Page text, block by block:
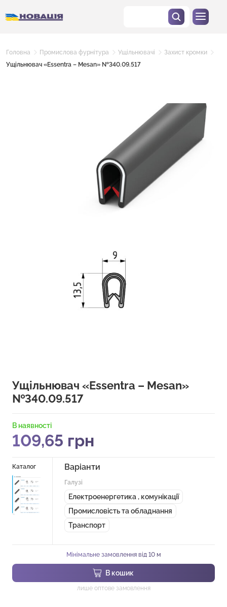
Головна Промислова фурнітура Ущільнювачі
Захист кромки
Ущільнювач «Essentra – Mesan» №340.09.517
Ущільнювач «Essentra – Mesan»
№340.09.517
В наявності
109,65 грн
Каталог Варіанти
Галузі
Електроенергетика , комунікації
Промисловість та обладнання
Транспорт
Мінімальне замовлення від 10 м
В кошик
лише оптове замовлення